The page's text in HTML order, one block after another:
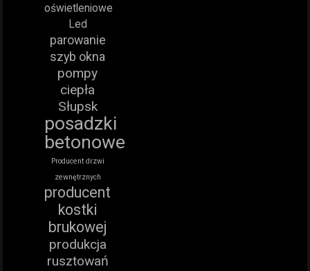
oświetleniowe
Led
parowanie
szyb okna
pompy
ciepła
Słupsk
posadzki
betonowe
Producent drzwi
zewnętrznych
producent
kostki
brukowej
produkcja
rusztowań